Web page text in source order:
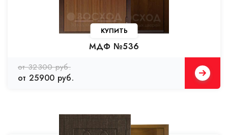
КУПИТЬ
МДФ №536
от 32300 руб.
от 25900 руб.